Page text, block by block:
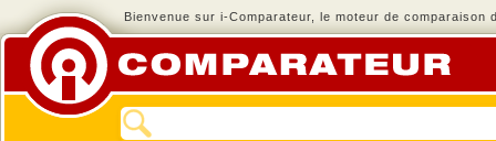
Bienvenue sur i-Comparateur, le moteur de comparaison